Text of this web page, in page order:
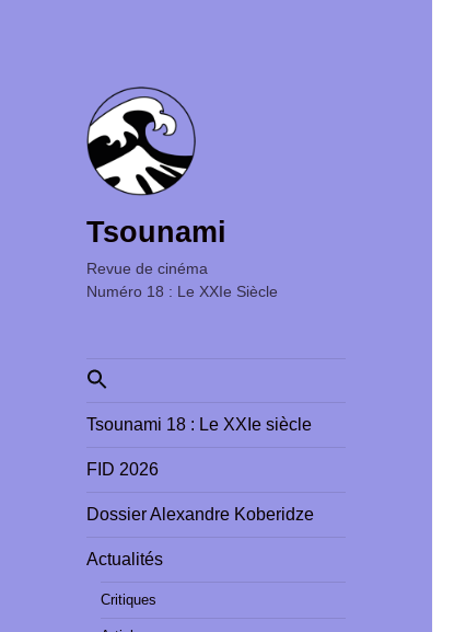
Tsounami
Revue de cinéma ‎ ‎ ‎ ‎ ‎ ‎ ‎ ‎ ‎ ‎ ‎ ‎ ‎ ‎ ‎ ‎ ‎ ‎ ‎ ‎ ‎ ‎ ‎ ‎ ‎ ‎
Numéro 18 : Le XXIe Siècle
Search
for:
Tsounami 18 : Le XXIe siècle
FID 2026
Dossier Alexandre Koberidze
Actualités
Critiques